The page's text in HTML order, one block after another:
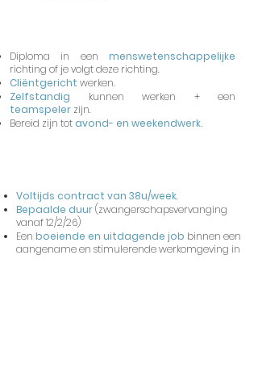
Diploma in een menswetenschappelijke
richting of je volgt deze richting.
Cliënt gericht werken.
Zelfstandig kunnen werken + een
teamspeler zijn.
Bereid zijn tot avond- en weekendwerk.
Voltijds contract van 38u/week.
Bepaalde duur(zwangerschapsvervanging
vanaf 12/2/26)
Een boeiende en uitdagende job binnen een
aangename en stimulerende werkomgeving in